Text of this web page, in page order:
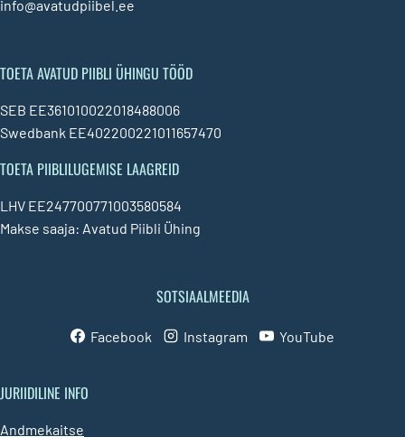
info@avatudpiibel.ee
TOETA AVATUD PIIBLI ÜHINGU TÖÖD
SEB EE361010022018488006
Swedbank EE402200221011657470
TOETA PIIBLILUGEMISE LAAGREID
LHV EE247700771003580584
Makse saaja: Avatud Piibli Ühing
SOTSIAALMEEDIA
Facebook Instagram YouTube
JURIIDILINE INFO
Andmekaitse